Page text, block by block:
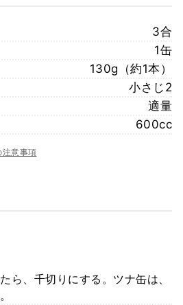
3合
1缶
130g（約1本）
小さじ2
適量
600cc
注意事項
ら、千切りにする。ツナ缶は、